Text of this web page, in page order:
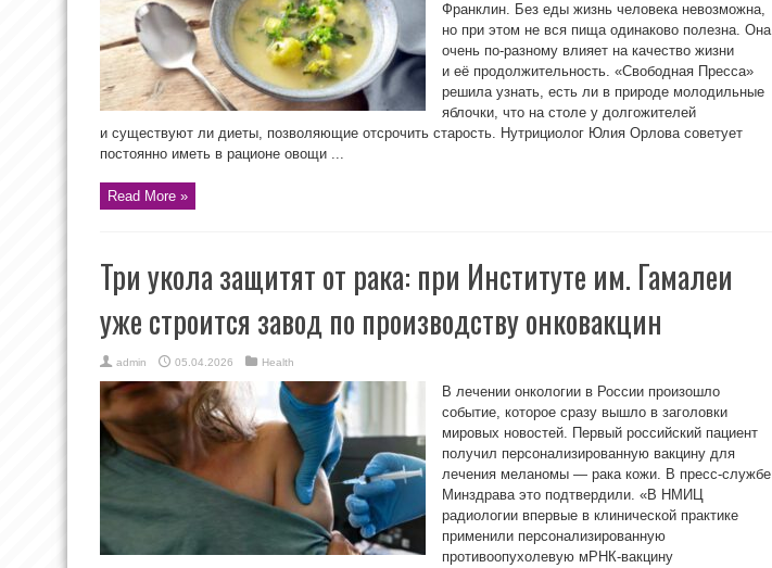
Франклин. Без еды жизнь человека невозможна,
но при этом не вся пища одинаково полезна. Она
очень по-разному влияет на качество жизни
и её продолжительность. «Свободная Пресса»
решила узнать, есть ли в природе молодильные
яблочки, что на столе у долгожителей
и существуют ли диеты, позволяющие отсрочить старость. Нутрициолог Юлия Орлова советует
постоянно иметь в рационе овощи ...
Read More »
Три укола защитят от рака: при Институте им. Гамалеи
уже строится завод по производству онковакцин
admin 05.04.2026 Health
В лечении онкологии в России произошло
событие, которое сразу вышло в заголовки
мировых новостей. Первый российский пациент
получил персонализированную вакцину для
лечения меланомы — рака кожи. В пресс-службе
Минздрава это подтвердили. «В НМИЦ
радиологии впервые в клинической практике
применили персонализированную
противоопухолевую мРНК-вакцину